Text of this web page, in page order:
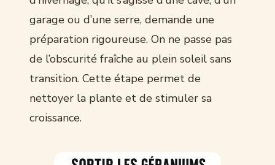
garage ou d’une serre, demande une
préparation rigoureuse. On ne passe pas
de l’obscurité fraîche au plein soleil sans
transition. Cette étape permet de
nettoyer la plante et de stimuler sa
croissance.